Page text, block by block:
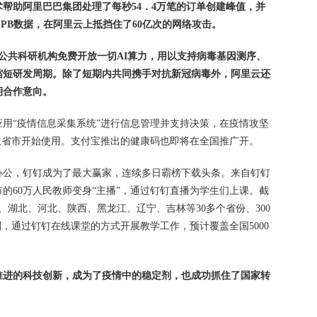
助阿里巴巴集团处理了每秒54．4万笔的订单创建峰值，并
数据，在阿里云上抵挡住了60亿次的网络攻击。
共科研机构免费开放一切AI算力，用以支持病毒基因测序、
研发周期。除了短期内共同携手对抗新冠病毒外，阿里云还
作意向。
“疫情信息采集系统”进行信息管理并支持决策，在疫情攻坚
市开始使用。支付宝推出的健康码也即将在全国推广开。
，钉钉成为了最大赢家，连续多日霸榜下载头条。来自钉钉
60万人民教师变身“主播”，通过钉钉直播为学生们上课。截
湖北、河北、陕西、黑龙江、辽宁、吉林等30多个省份、300
通过钉钉在线课堂的方式开展教学工作，预计覆盖全国5000
的科技创新，成为了疫情中的稳定剂，也成功抓住了国家转